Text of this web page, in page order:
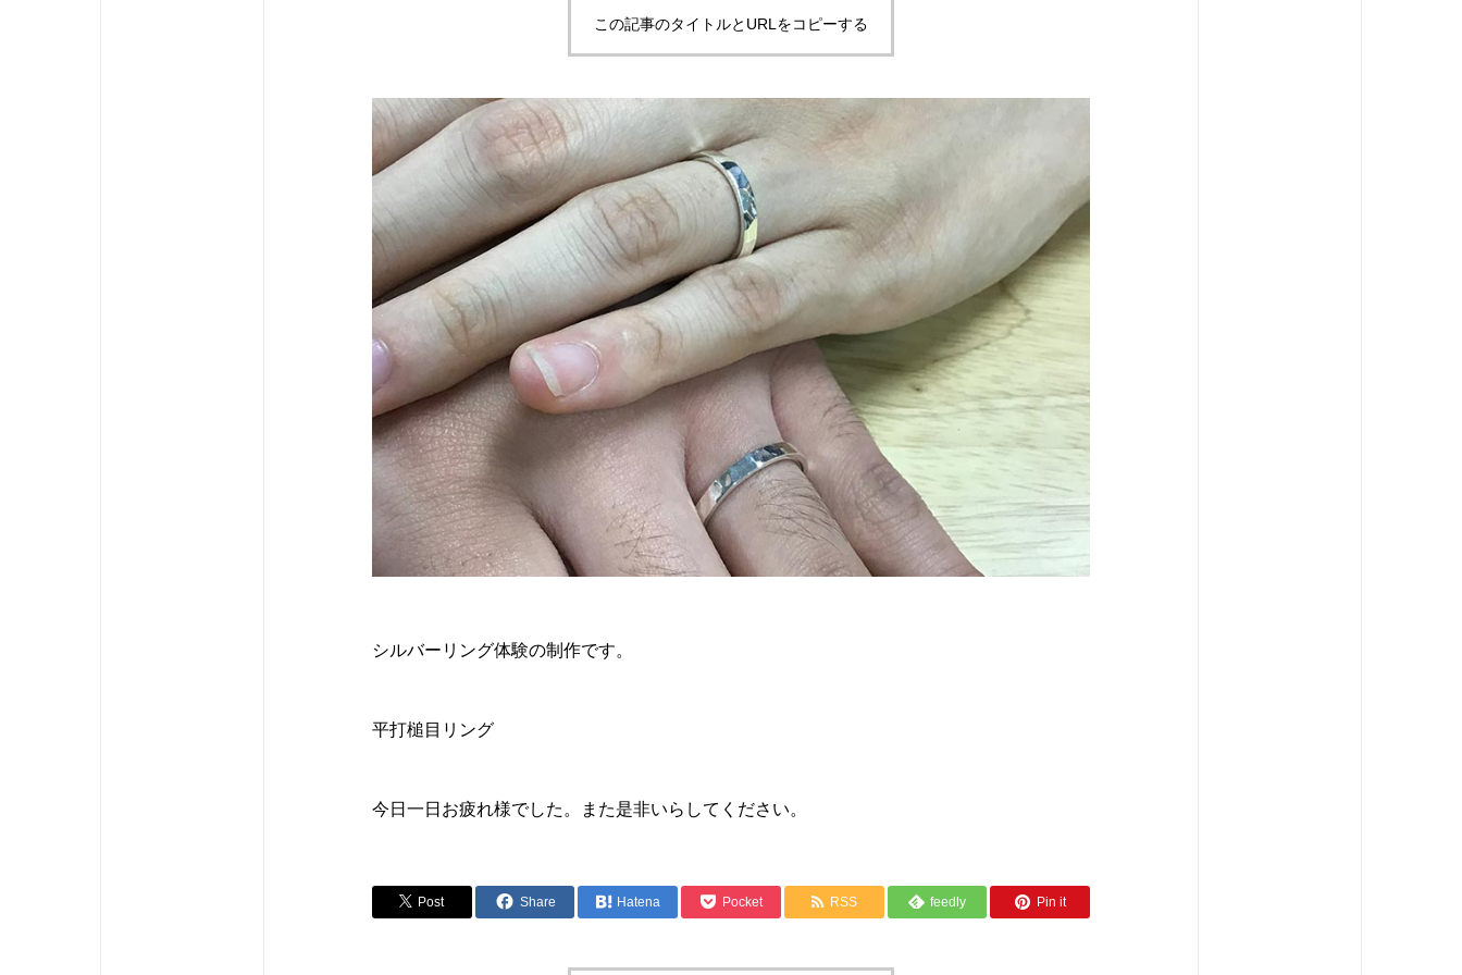
この記事のタイトルとURLをコピーする
シルバーリング体験の制作です。
平打槌目リング
今日一日お疲れ様でした。また是非いらしてください。
Post Share Hatena Pocket RSS feedly Pin it